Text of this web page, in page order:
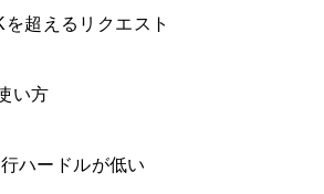
超えるリクエスト
い方
ハードルが低い